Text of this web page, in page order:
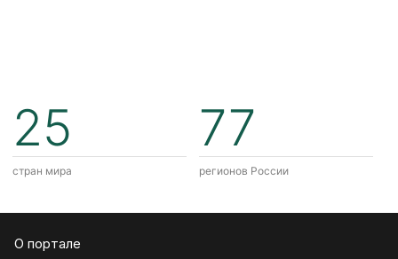
25
стран мира
77
регионов России
О портале